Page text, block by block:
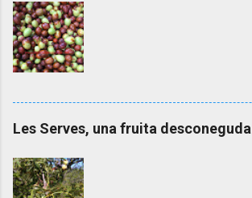
Les Serves, una fruita desconeguda